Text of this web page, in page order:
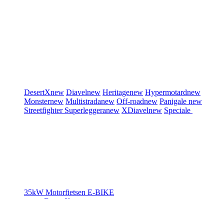
DesertXnew Diavelnew Heritagenew Hypermotardnew
Monsternew Multistradanew Off-roadnew Panigale new
Streetfighter Superleggeranew XDiavelnew Speciale
35kW Motorfietsen E-BIKE